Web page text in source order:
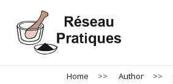
main
Home >> Author >>